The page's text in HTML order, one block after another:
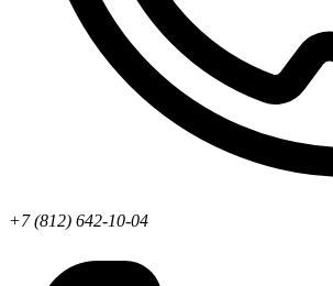
+7 (812) 642-10-04